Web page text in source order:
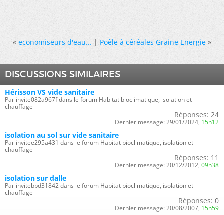
« economiseurs d'eau...|Poêle à céréales Graine Energie »
DISCUSSIONS SIMILAIRES
Hérisson VS vide sanitaire
Par invite082a967f dans le forum Habitat bioclimatique, isolation et
chauffage
Réponses: 24
Dernier message: 29/01/2024, 15h12
isolation au sol sur vide sanitaire
Par invitee295a431 dans le forum Habitat bioclimatique, isolation et
chauffage
Réponses: 11
Dernier message: 20/12/2012, 09h38
isolation sur dalle
Par invitebbd31842 dans le forum Habitat bioclimatique, isolation et
chauffage
Réponses: 0
Dernier message: 20/08/2007, 15h59